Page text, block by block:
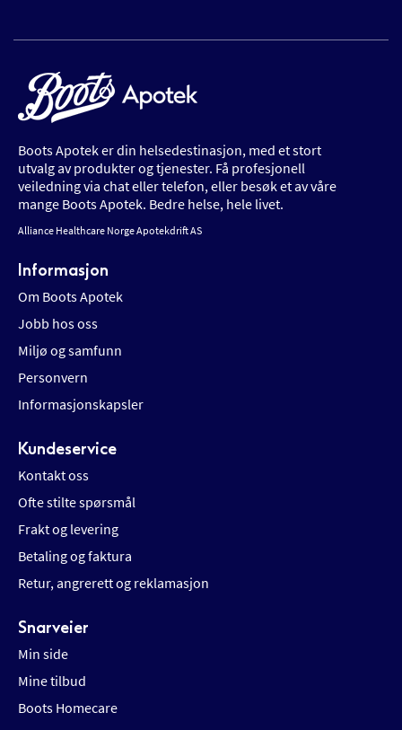
Boots Apotek er din helsedestinasjon, med et stort
utvalg av produkter og tjenester. Få profesjonell
veiledning via chat eller telefon, eller besøk et av våre
mange Boots Apotek. Bedre helse, hele livet.
Alliance Healthcare Norge Apotekdrift AS
Informasjon
Om Boots Apotek
Jobb hos oss
Miljø og samfunn
Personvern
Informasjonskapsler
Kundeservice
Kontakt oss
Ofte stilte spørsmål
Frakt og levering
Betaling og faktura
Retur, angrerett og reklamasjon
Snarveier
Min side
Mine tilbud
Boots Homecare